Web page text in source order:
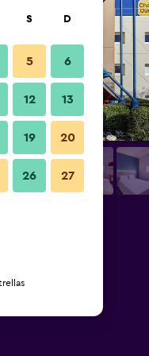
S D
5 6
12 13
19 20
26 27